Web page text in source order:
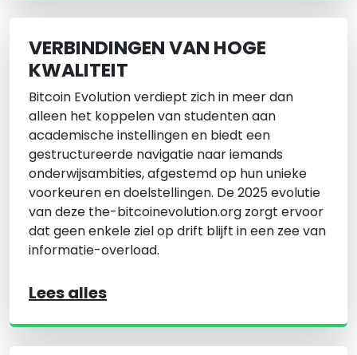
VERBINDINGEN VAN HOGE
KWALITEIT
Bitcoin Evolution verdiept zich in meer dan
alleen het koppelen van studenten aan
academische instellingen en biedt een
gestructureerde navigatie naar iemands
onderwijsambities, afgestemd op hun unieke
voorkeuren en doelstellingen. De 2025 evolutie
van deze the-bitcoinevolution.org zorgt ervoor
dat geen enkele ziel op drift blijft in een zee van
informatie-overload.
Lees alles